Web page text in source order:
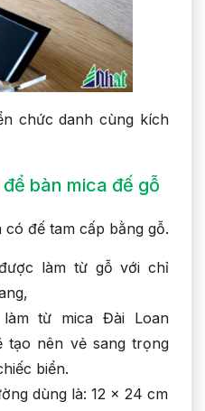
chức danh cùng kích
bàn mica đế gỗ
đế tam cấp bằng gỗ.
làm từ gỗ với chỉ
từ mica Đài Loan
tạo nên vẻ sang trọng
biển.
dùng là: 12 x 24 cm